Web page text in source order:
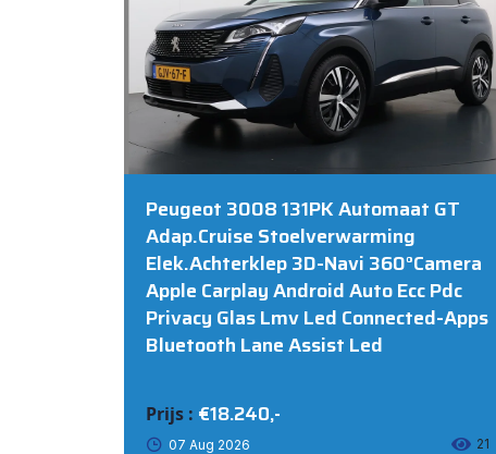
Peugeot 3008 131PK Automaat GT
Adap.Cruise Stoelverwarming
Elek.Achterklep 3D-Navi 360°Camera
Apple Carplay Android Auto Ecc Pdc
Privacy Glas Lmv Led Connected-Apps
Bluetooth Lane Assist Led
Prijs : €18.240,-
07 Aug 2026 21